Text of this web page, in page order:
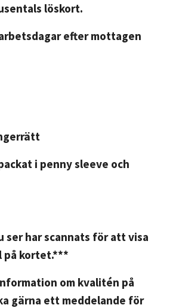
löskort.
efter mottagen
i penny sleeve och
ser har scannats för att visa
på kortet.***
om kvalitén på
gärna ett meddelande för